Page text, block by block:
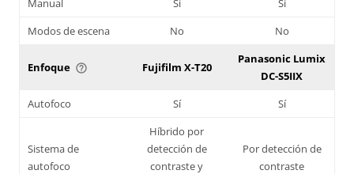
Manual Sí
Sí
Modos de escena
No No
Enfoque help_outline Fujifilm X-T20
Panasonic Lumix
DC-S5IIX
Autofoco
Sí Sí
Sistema de
autofoco
Híbrido por
detección de
contraste y
Por detección de
contraste